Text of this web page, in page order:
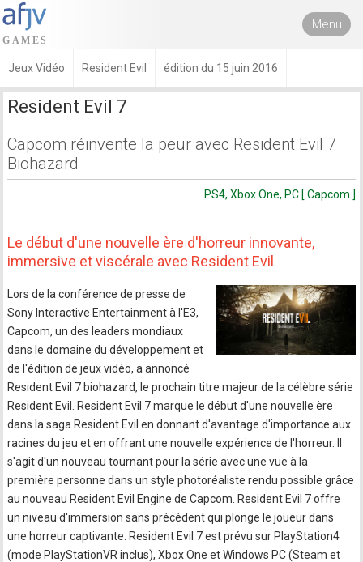
Menu
Jeux Vidéo Resident Evil édition du 15 juin 2016
Resident Evil 7
Capcom réinvente la peur avec Resident Evil 7
Biohazard
PS4, Xbox One, PC [ Capcom ]
Le début d'une nouvelle ère d'horreur innovante,
immersive et viscérale avec Resident Evil
Lors de la conférence de presse de
Sony Interactive Entertainment à l'E3,
Capcom, un des leaders mondiaux
dans le domaine du développement et
de l'édition de jeux vidéo, a annoncé
Resident Evil 7 biohazard, le prochain titre majeur de la célèbre série
Resident Evil. Resident Evil 7 marque le début d'une nouvelle ère
dans la saga Resident Evil en donnant d'avantage d'importance aux
racines du jeu et en offrant une nouvelle expérience de l'horreur. Il
s'agit d'un nouveau tournant pour la série avec une vue à la
première personne dans un style photoréaliste rendu possible grâce
au nouveau Resident Evil Engine de Capcom. Resident Evil 7 offre
un niveau d'immersion sans précédent qui plonge le joueur dans
une horreur captivante. Resident Evil 7 est prévu sur PlayStation4
(mode PlayStationVR inclus), Xbox One et Windows PC (Steam et